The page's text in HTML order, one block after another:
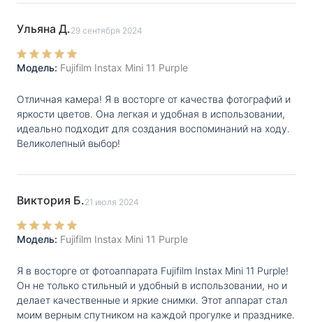
безошибочно задает оптимальную выдержку
и интенсивность вспышки, оценивая яркость
окружающей среды.
сложные ручные настройки — все объекты в кадре,
в том числе фон, будут одинаково яркими.
Моментальная камера оборудована встроенным
0.37х и прицелом. С его помощью пользователь
получения нужных кадров.
Быстрая печать с Fujifilm Instax Mini 11
Ульяна Д.29 сентября 2024
Модель: Fujifilm Instax Mini 11 Purple
Отличная камера! Я в восторге от качества фотографий и
яркости цветов. Она легкая и удобная в использовании,
идеально подходит для создания воспоминаний на ходу.
Великолепный выбор!
Виктория Б.21 июля 2024
Модель: Fujifilm Instax Mini 11 Purple
Я в восторге от фотоаппарата Fujifilm Instax Mini 11 Purple!
Он не только стильный и удобный в использовании, но и
делает качественные и яркие снимки. Этот аппарат стал
моим верным спутником на каждой прогулке и празднике.